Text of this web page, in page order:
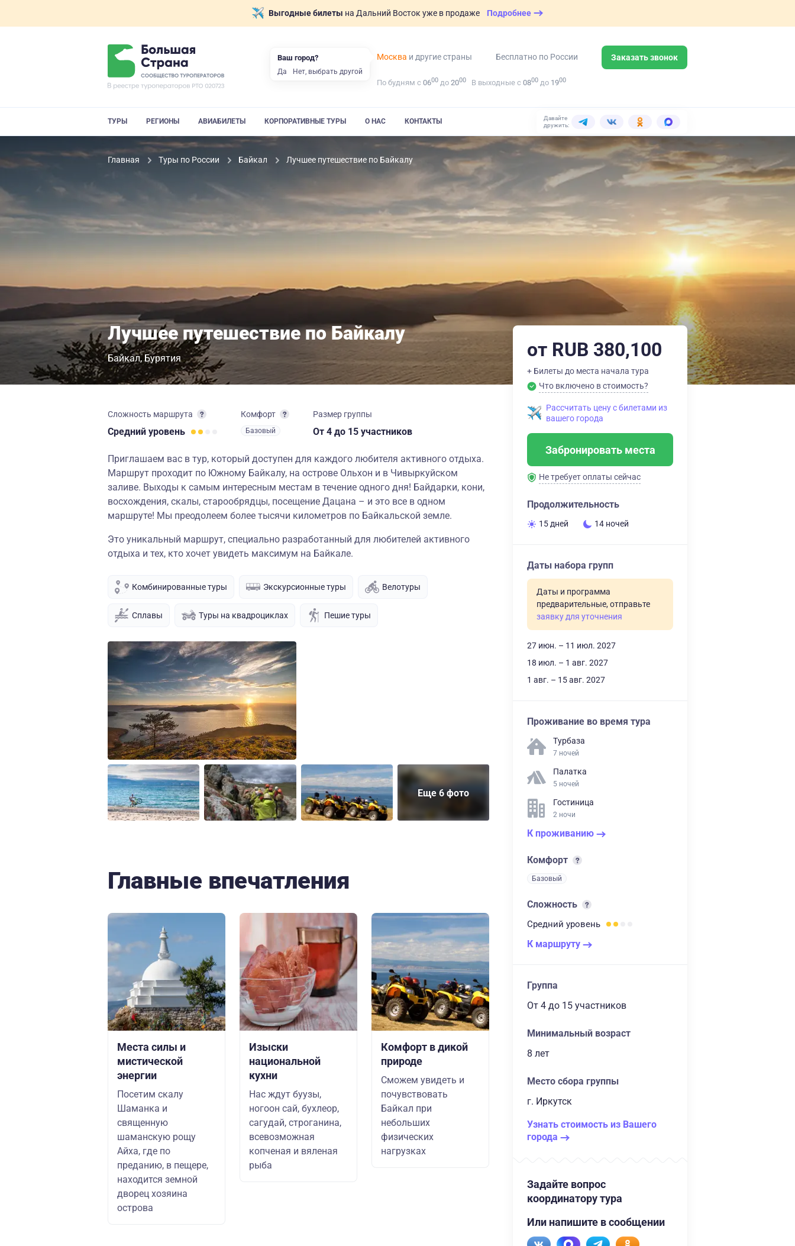
Выгодные билеты на Дальний Восток уже в продаже Подробнее
Москва и другие страны Бесплатно по России Заказать звонок
По будням с 0600 до 2000 В выходные с 0800 до 1900
ТУРЫ РЕГИОНЫ АВИАБИЛЕТЫ КОРПОРАТИВНЫЕ ТУРЫ О НАС КОНТАКТЫ
Давайте
дружить:
Главная Туры по России Байкал Лучшее путешествие по Байкалу
Лучшее путешествие по Байкалу
Байкал Бурятия
Сложность маршрута
Средний уровень
Комфорт
Базовый
Размер группы
От 4 до 15 участников
Приглашаем вас в тур, который доступен для каждого любителя активного отдыха.
Маршрут проходит по Южному Байкалу, на острове Ольхон и в Чивыркуйском
заливе. Выходы к самым интересным местам в течение одного дня! Байдарки, кони,
восхождения, скалы, старообрядцы, посещение Дацана – и это все в одном
маршруте! Мы преодолеем более тысячи километров по Байкальской земле.
Это уникальный маршрут, специально разработанный для любителей активного
отдыха и тех, кто хочет увидеть максимум на Байкале.
Комбинированные туры Экскурсионные туры Велотуры
Сплавы Туры на квадроциклах Пешие туры
Еще 6 фото
Главные впечатления
Места силы и
мистической
энергии
Посетим скалу
Шаманка и
священную
шаманскую рощу
Айха, где по
преданию, в пещере,
находится земной
дворец хозяина
острова
Изыски
национальной
кухни
Нас ждут буузы,
ногоон сай, бухлеор,
сагудай, строганина,
всевозможная
копченая и вяленая
рыба
Комфорт в дикой
природе
Сможем увидеть и
почувствовать
Байкал при
небольших
физических
нагрузках
от RUB 380,100
+ Билеты до места начала тура
Что включено в стоимость?
Рассчитать цену с билетами из
вашего города
Забронировать места
Не требует оплаты сейчас
Продолжительность
15 дней 14 ночей
Даты набора групп
Даты и программа
предварительные, отправьте
заявку для уточнения
27 июн. – 11 июл. 2027
18 июл. – 1 авг. 2027
1 авг. – 15 авг. 2027
Проживание во время тура
Турбаза
7 ночей
Палатка
5 ночей
Гостиница
2 ночи
К проживанию
Комфорт
Базовый
Сложность
Средний уровень
К маршруту
Группа
От 4 до 15 участников
Минимальный возраст
8 лет
Место сбора группы
г. Иркутск
Узнать стоимость из Вашего
города
Задайте вопрос
координатору тура
Или напишите в сообщении
Ваш город?
Да Нет, выбрать другой